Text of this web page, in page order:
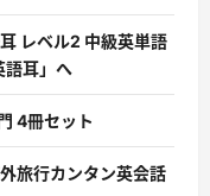
レベル2 中級英単語
語耳」へ
4冊セット
旅行カンタン英会話